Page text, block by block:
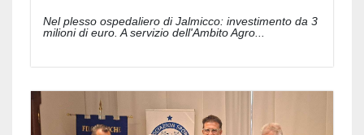
Nel plesso ospedaliero di Jalmicco: investimento da 3
milioni di euro. A servizio dell'Ambito Agro...